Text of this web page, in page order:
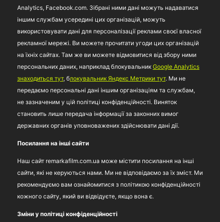
Analytics, Facebook.com. Зібрані ними дані можуть надаватися
іншим службам усередині цих організацій, можуть
використовувати дані для персоналізації реклами своєї власної
рекламної мережі. Ви можете прочитати угоди цих організацій
на їхніх сайтах. Там же ви можете відмовитися від збору ними
персональних даних, наприклад блокувальник Google Analytics
знаходиться тут, блокувальник Яндекс Метрики тут. Ми не
передаємо персональні дані іншим організаціям та службам,
не зазначеним у цій політиці конфіденційності. Виняток
становить лише передача інформації за законних вимог
державних органів уповноважених здійснювати дані дії.
Посилання на інші сайти
Наш сайт remarkafilm.com.ua може містити посилання на інші
сайти, які не керуються нами. Ми не відповідаємо за їх зміст. Ми
рекомендуємо вам ознайомитися з політикою конфіденційності
кожного сайту, який ви відвідуєте, якщо вона є.
Зміни у політиці конфіденційності